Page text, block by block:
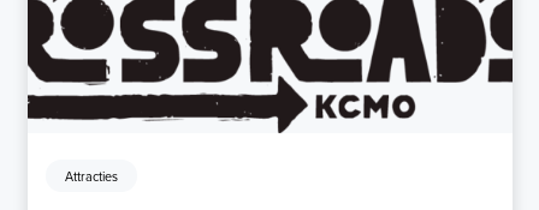
Attracties